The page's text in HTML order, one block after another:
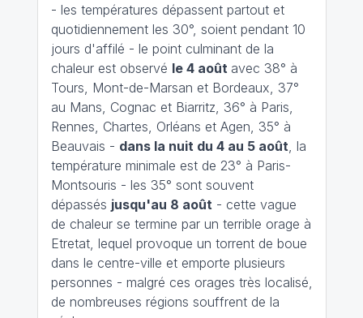
- les températures dépassent partout et
quotidiennement les 30°, soient pendant 10
jours d'affilé - le point culminant de la
chaleur est observé le 4 août avec 38° à
Tours, Mont-de-Marsan et Bordeaux, 37°
au Mans, Cognac et Biarritz, 36° à Paris,
Rennes, Chartes, Orléans et Agen, 35° à
Beauvais - dans la nuit du 4 au 5 août , la
température minimale est de 23° à Paris-
Montsouris - les 35° sont souvent
dépassés jusqu'au 8 août - cette vague
de chaleur se termine par un terrible orage à
Etretat, lequel provoque un torrent de boue
dans le centre-ville et emporte plusieurs
personnes - malgré ces orages très localisé,
de nombreuses régions souffrent de la